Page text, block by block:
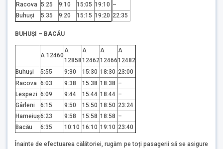
Racova 5:25 9:10 15:05 19:10 –
Buhuşi
5:35 9:20 15:15 19:20 22:35
BUHUŞI – BACĂU
A 12460
A
12858
A
12462
A
12466
A
12482
Buhuşi
5:55 9:30 15:30 18:30 23:00
Racova 6:03 9:38 15:38 18:38 –
Lespezi 6:09 9:44 15:44 18:44 –
Gârleni
6:15 9:50 15:50 18:50 23:24
Hameiuș6:23 9:58 15:58 18:58 –
Bacău
6:35 10:10 16:10 19:10 23:40
Înainte de efectuarea călătoriei, rugăm pe toți pasagerii să se asigure